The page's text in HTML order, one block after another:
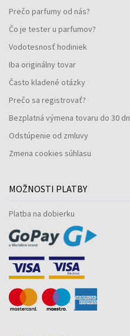
Prečo parfumy od nás?
Čo je tester u parfumov?
Vodotesnosť hodiniek
Iba originálny tovar
Často kladené otázky
Prečo sa registrovať?
Bezplatná výmena tovaru do 30
Odstúpenie od zmluvy
Zmena cookies súhlasu
MOŽNOSTI PLATBY
Platba na dobierku